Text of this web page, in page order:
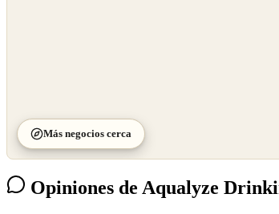
Más negocios cerca
Opiniones de Aqualyze